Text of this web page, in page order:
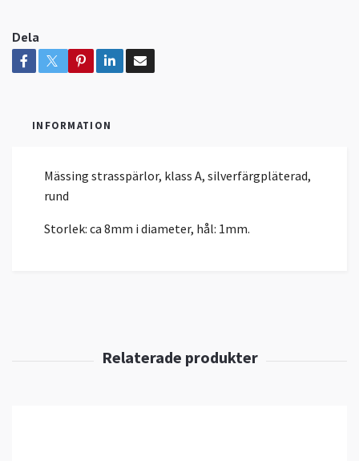
Dela
INFORMATION
Mässing strasspärlor, klass A, silverfärgpläterad,
rund
Storlek: ca 8mm i diameter, hål: 1mm.